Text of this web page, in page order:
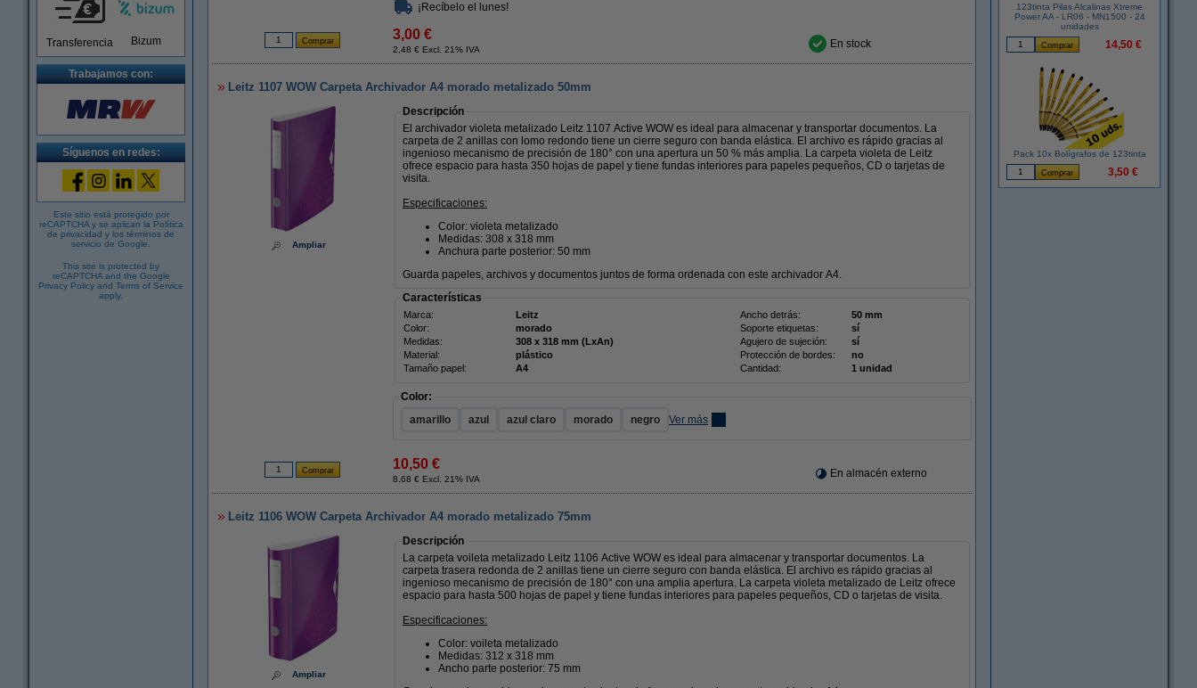
Transferencia Bizum
Trabajamos con:
Síguenos en redes:
Este sitio está protegido por
reCAPTCHA y se aplican la Política
de privacidad y los términos de
servicio de Google
This site is protected by
reCAPTCHA and the Google
Privacy Policy and Terms of Service
apply.
¡Recíbelo el lunes!
3,00 €
2,48 € Excl. 21% IVA En stock
Leitz 1107 WOW Carpeta Archivador A4 morado metalizado 50mm
Ampliar
Descripción
El archivador violeta metalizado Leitz 1107 Active WOW es ideal para almacenar y transportar documentos. La
carpeta de 2 anillas con lomo redondo tiene un cierre seguro con banda elástica. El archivo es rápido gracias al
ingenioso mecanismo de precisión de 180° con una apertura un 50 % más amplia. La carpeta violeta de Leitz
ofrece espacio para hasta 350 hojas de papel y tiene fundas interiores para papeles pequeños, CD o tarjetas de
visita.
Especificaciones:
Color: violeta metalizado
Medidas: 308 x 318 mm
Anchura parte posterior: 50 mm
Guarda papeles, archivos y documentos juntos de forma ordenada con este archivador A4.
Características
Marca: Leitz Ancho detrás:
50 mm
Color:
morado Soporte etiquetas:
sí
Medidas:
308 x 318 mm (LxAn) Agujero de sujeción:
sí
Material:
plástico Protección de bordes:
no
Tamaño papel:
A4 Cantidad: 1 unidad
Color:
amarillo
azul azul claro morado negro Ver más
10,50 €
8,68 € Excl. 21% IVA En almacén externo
Leitz 1106 WOW Carpeta Archivador A4 morado metalizado 75mm
Ampliar
Descripción
La carpeta voileta metalizado Leitz 1106 Active WOW es ideal para almacenar y transportar documentos. La
carpeta trasera redonda de 2 anillas tiene un cierre seguro con banda elástica. El archivo es rápido gracias al
ingenioso mecanismo de precisión de 180° con una amplia apertura. La carpeta violeta metalizado de Leitz ofrece
espacio para hasta 500 hojas de papel y tiene fundas interiores para papeles pequeños, CD o tarjetas de visita.
Especificaciones:
Color: voileta metalizado
Medidas: 312 x 318 mm
Ancho parte posterior: 75 mm
123tinta Pilas Alcalinas Xtreme
Power AA - LR06 - MN1500 - 24
unidades
14,50 €
Pack 10x Bolígrafos de 123tinta
3,50 €